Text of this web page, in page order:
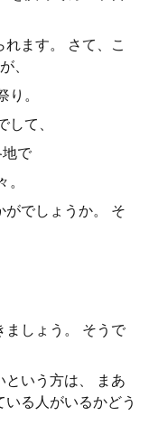
ます。 さて、こ
、
。
て、
で
でしょうか。 そ
ましょう。 そうで
という方は、 まあ
る人がいるかどう